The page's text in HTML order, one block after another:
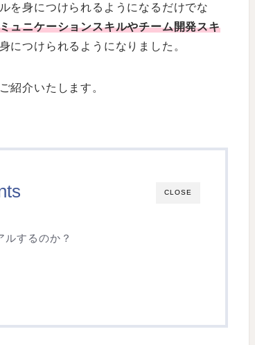
を身につけられるようになるだけでな
ュニケーションスキルやチーム開発スキ
につけられるようになりました。
紹介いたします。
CLOSE
するのか？